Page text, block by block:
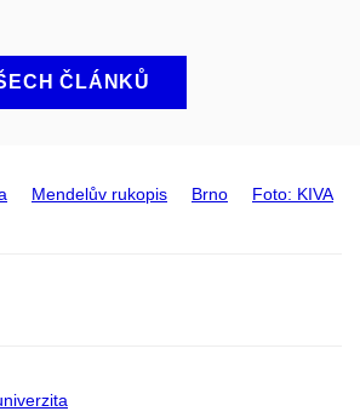
ČLÁNKŮ
Mendelův rukopis Brno Foto: KIVA